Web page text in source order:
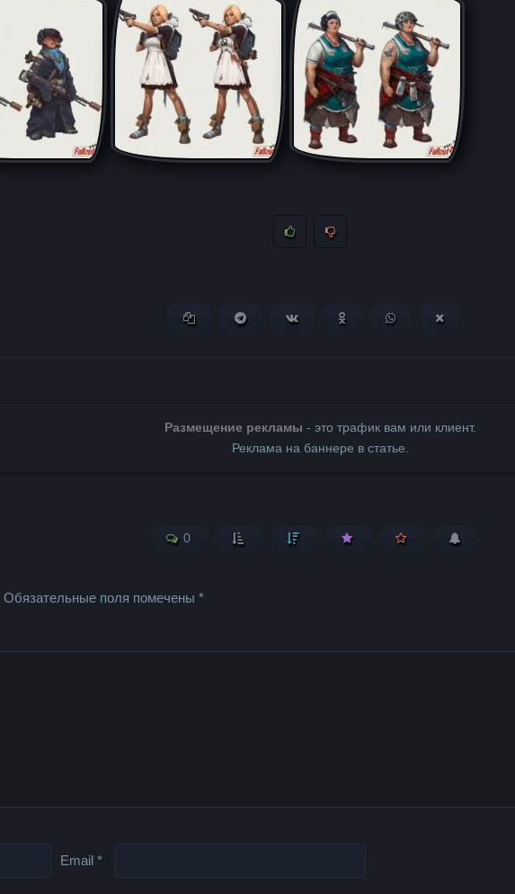
Копировать ссылкуПоделиться в Telegram
Поделиться ВКонтакте
Поделиться вПоделиться в
Размещение рекламы - это трафик вам или клиент.
Реклама на баннере в статье.
0
Обязательные поля помечены*
Email*